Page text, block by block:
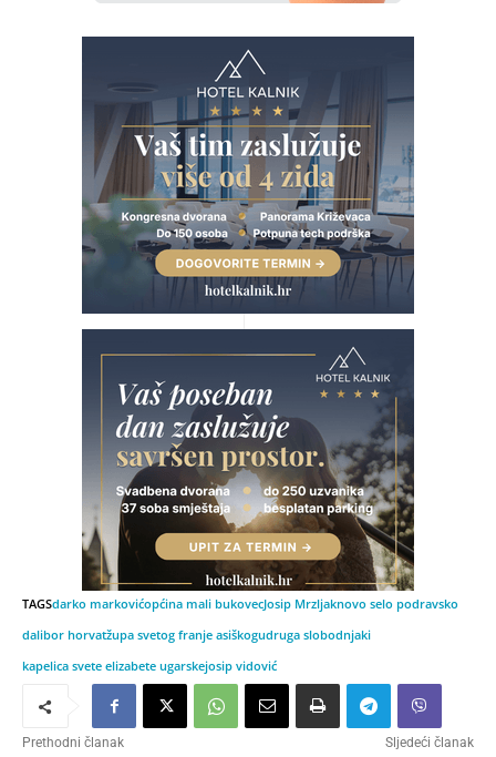
TAGSdarko markovićopćina mali bukovecJosip Mrzljaknovo selo podravsko
dalibor horvatžupa svetog franje asiškogudruga slobodnjaki
kapelica svete elizabete ugarskejosip vidović
Prethodni članak Sljedeći članak